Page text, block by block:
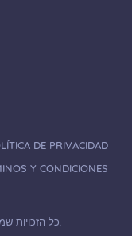
DE PRIVACIDAD
Y CONDICIONES